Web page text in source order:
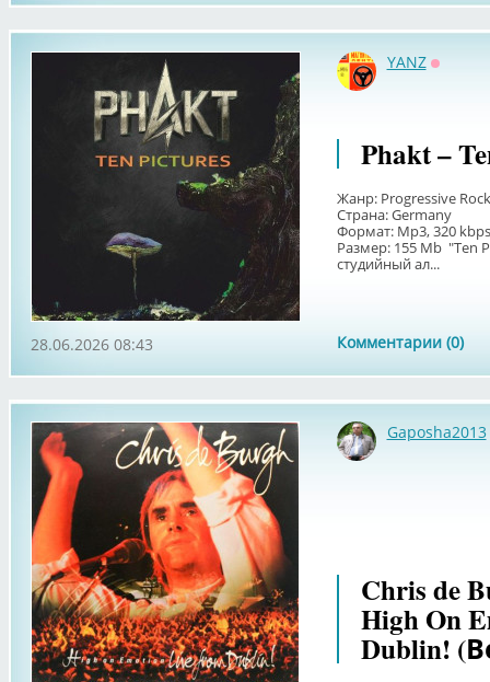
YANZ
Phakt –
Жанр: Progressive
Страна: Germany
Формат: Mp3, 320
Размер: 155 Mb "Ten
студийный ал...
Комментарии (0)
28.06.2026 08:43
Gaposha2013
Chris de
High On
Dublin!